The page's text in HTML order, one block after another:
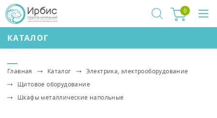
КАТАЛОГ
0
Главная Каталог
Электрика, электрооборудование
Щитовое оборудование
Шкафы металлические напольные